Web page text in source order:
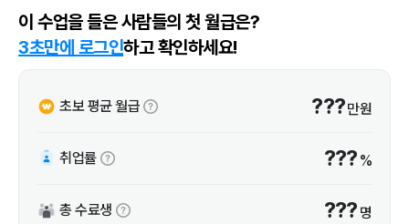
이 수업을 들은 사람들의 첫 월급은?
3초만에 로그인하고 확인하세요!
초보 평균 월급 ???만원
취업률 ??? %
총 수료생 ??? 명